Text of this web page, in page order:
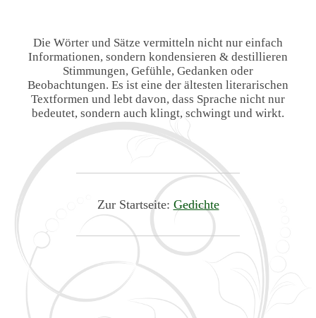
Die Wörter und Sätze vermitteln nicht nur einfach
Informationen, sondern kondensieren & destillieren
Stimmungen, Gefühle, Gedanken oder
Beobachtungen. Es ist eine der ältesten literarischen
Textformen und lebt davon, dass Sprache nicht nur
bedeutet, sondern auch klingt, schwingt und wirkt.
Zur Startseite: Gedichte